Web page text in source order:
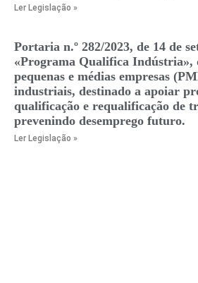
Ler Legislação »
Portaria n.º 282/2023, de 14 de
«Programa Qualifica
pequenas e médias empresas
industriais, destinado a apoiar
qualificação e requalificação de
prevenindo desemprego futuro.
Ler Legislação »